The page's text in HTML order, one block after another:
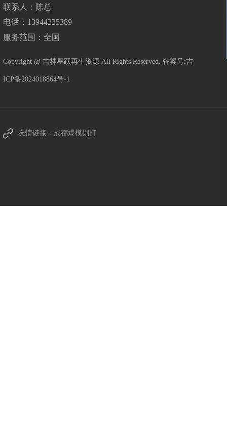
联系人：陈总
电话：13944225389
服务范围：全国
Copyright @ 吉林星跃再生资源 All Rights Reserved. 备案号:吉
ICP备2024018864号-1
友情链接： 成都爆模剔打